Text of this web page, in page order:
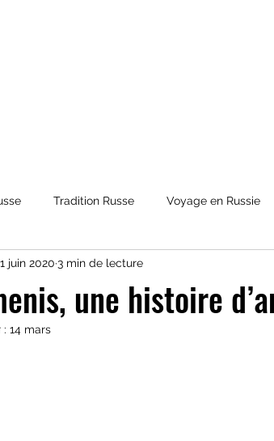
Tradition Russe Voyage en Russie
et Mythologies Histoire de la Russie
une histoire
1 juin 2020 3 min de lecture
: 14 mars
sur 5.